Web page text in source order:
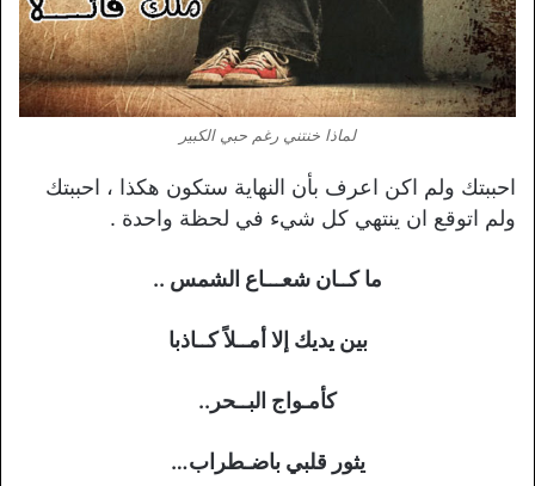
لماذا خنتني رغم حبي الكبير
احببتك ولم اكن اعرف بأن النهاية ستكون هكذا ، احببتك
ولم اتوقع ان ينتهي كل شيء في لحظة واحدة .
ما كــان شعـــاع الشمس ..
بين يديك إلا أمــلاً كــاذبا
كأمـواج البــحر..
يثور قلبي باضـطراب…